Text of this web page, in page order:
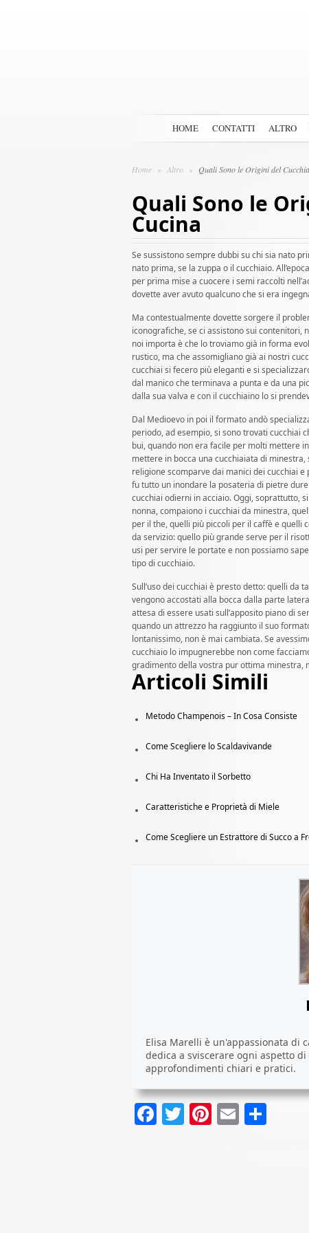
HOME CONTATTI ALTRO
Home » Altro » Quali Sono le Origini del
Quali Sono le
Cucina
Se sussistono sempre dubbi su chi sia nato
nato prima, se la zuppa o il cucchiaio.
per prima mise a cuocere i semi raccolti
dovette aver avuto qualcuno che si era
Ma contestualmente dovette sorgere il
iconografiche, se ci assistono sui contenitori,
noi importa è che lo troviamo già in forma
rustico, ma che assomigliano già ai nostri
cucchiai si fecero più eleganti e si
dal manico che terminava a punta e da una
dalla sua valva e con il cucchiaino lo si
Dal Medioevo in poi il formato andò
periodo, ad esempio, si sono trovati cucchiai
bui, quando non era facile per molti mettere
mettere in bocca una cucchiaiata di
religione scomparve dai manici dei cucchiai
fu tutto un inondare la posateria di pietre
cucchiai odierni in acciaio. Oggi, soprattutto,
nonna, compaiono i cucchiai da minestra,
per il the, quelli più piccoli per il caffè e quelli
da servizio: quello più grande serve per il
usi per servire le portate e non possiamo
tipo di cucchiaio.
Sull’uso dei cucchiai è presto detto: quelli da
vengono accostati alla bocca dalla parte
attesa di essere usati sull’apposito piano di
quando un attrezzo ha raggiunto il suo
lontanissimo, non è mai cambiata. Se
cucchiaio lo impugnerebbe non come
gradimento della vostra pur ottima minestra,
Articoli Simili
Metodo Champenois – In Cosa Consiste
Come Scegliere lo Scaldavivande
Chi Ha Inventato il Sorbetto
Caratteristiche e Proprietà di Miele
Come Scegliere un Estrattore di Succo a
Elisa Marelli è un'appassionata di
dedica a sviscerare ogni aspetto
approfondimenti chiari e pratici.
Facebook
TwitterPinterest
Email